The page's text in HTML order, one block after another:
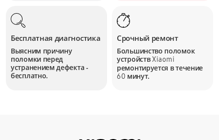
Бесплатная диагностика
Выясним причину
поломки перед
устранением дефекта -
бесплатно.
Срочный ремонт
Большинство поломок
устройствXiaomi
ремонтируется в течение
60 минут.